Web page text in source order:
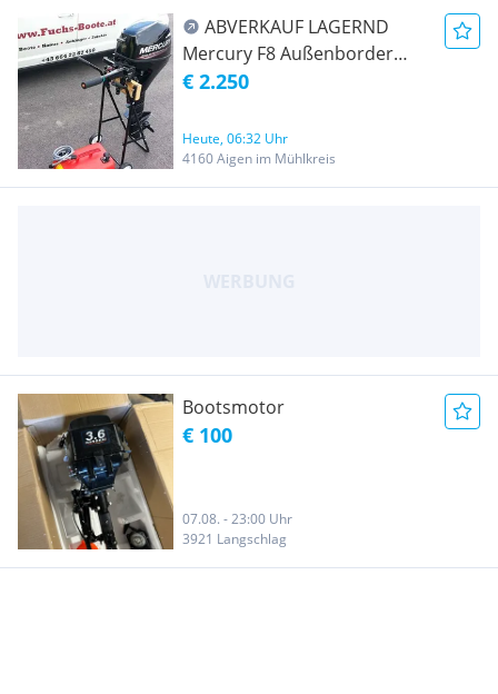
ABVERKAUF LAGERND
Mercury F8 Außenborder
Verbrenner Aussenborder
Bootsmotor Bootmotor für
Angelboot Ruderboot
Motorboot
€ 2.250
Heute, 06:32 Uhr
4160 Aigen im Mühlkreis
Bootsmotor
€ 100
07.08. - 23:00 Uhr
3921 Langschlag